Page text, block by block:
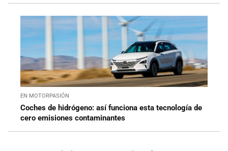
EN MOTORPASIÓN
Coches de hidrógeno: así funciona esta tecnología de
cero emisiones contaminantes